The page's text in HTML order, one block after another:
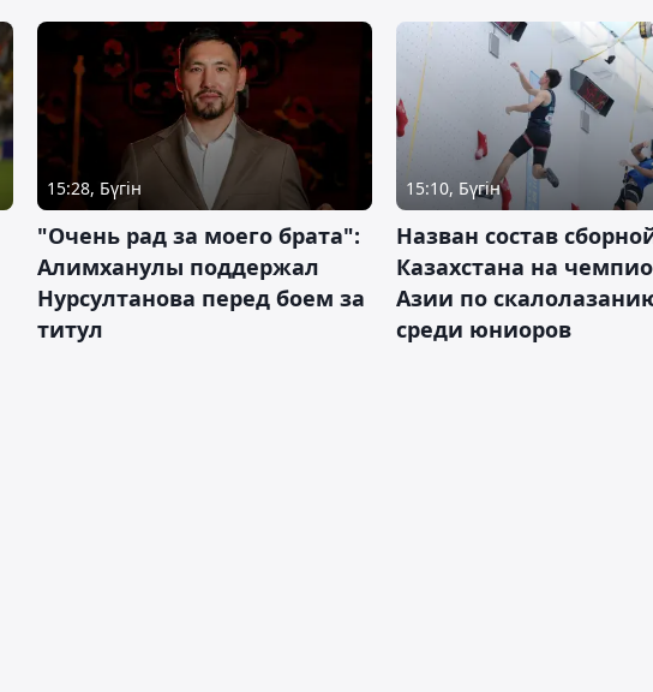
15:28, Бүгін
"Очень рад за моего брата":
Алимханулы поддержал
Нурсултанова перед боем за
титул
15:10, Бүгін
Назван состав
Казахстана на
Азии по
среди юниоров